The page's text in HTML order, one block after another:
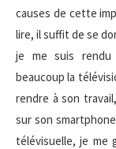
causes de cette
lire, il suffit de se
je me suis rendu
beaucoup la
rendre à son
sur son
télévisuelle, je me